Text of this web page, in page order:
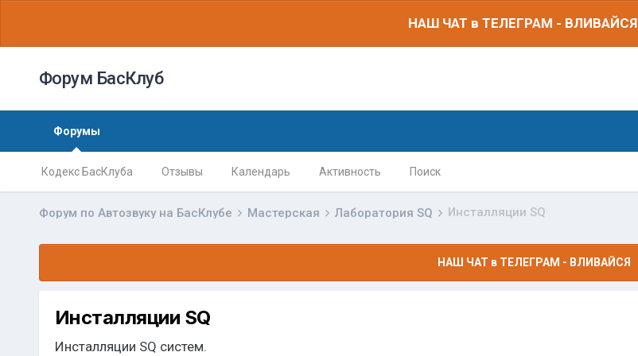
НАШ ЧАТ в ТЕЛЕГРАМ - ВЛИВАЙСЯ
Форум БасКлуб
Форумы
Кодекс БасКлуба Отзывы Календарь Активность Поиск
Форум по Автозвуку на БасКлубе Мастерская Лаборатория SQ Инсталляции SQ
НАШ ЧАТ в ТЕЛЕГРАМ - ВЛИВАЙСЯ
Инсталляции SQ
Инсталляции SQ систем.